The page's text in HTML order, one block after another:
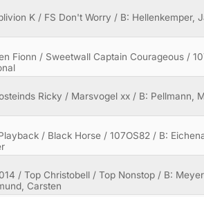
K / FS Don't Worry / B: Hellenkemper,
Fionn / Sweetwall Captain Courageous /
Ricky / Marsvogel xx / B: Pellmann,
/ Black Horse / 107OS82 / B:
/ Top Christobell / Top Nonstop / B:
Carsten